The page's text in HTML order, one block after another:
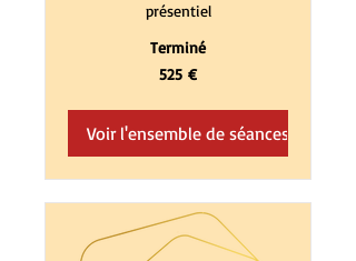
présentiel
Terminé
525 €
Voir l'ensemble de séances